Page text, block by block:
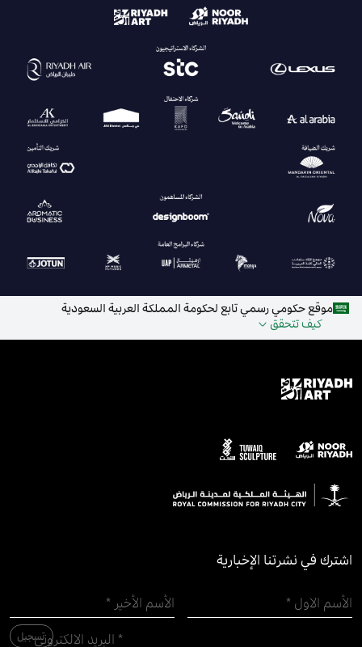
موقع حكومي رسمي تابع لحكومة المملكة العربية السعودية
كيف تتحقق
اشترك في نشرتنا الإخبارية